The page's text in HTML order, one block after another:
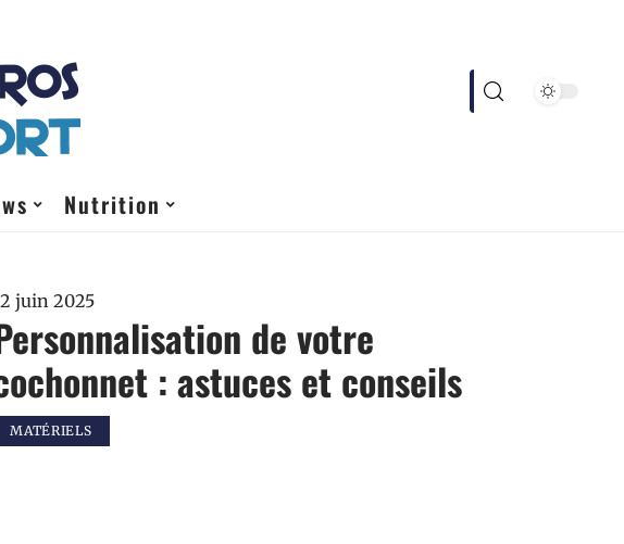
Nutrition
juin 2025
de votre
: astuces et conseils
MATÉRIELS